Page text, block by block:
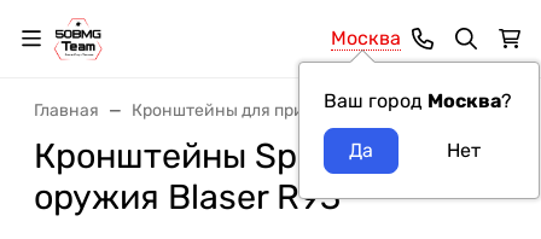
Москва
Ваш город Москва?
Главная Кронштейны для прицелов Кронштейны
Кронштейны Spuhr модель
оружия Blaser R93